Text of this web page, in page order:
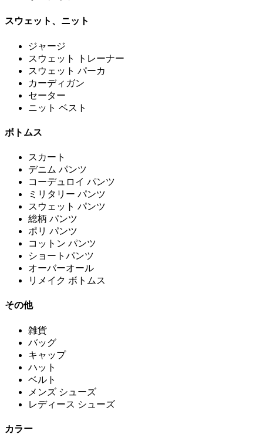
スウェット、ニット
ジャージ
スウェット トレーナー
スウェット パーカ
カーディガン
セーター
ニット ベスト
ボトムス
スカート
デニム パンツ
コーデュロイ パンツ
ミリタリー パンツ
スウェット パンツ
総柄 パンツ
ポリ パンツ
コットン パンツ
ショートパンツ
オーバーオール
リメイク ボトムス
その他
雑貨
バッグ
キャップ
ハット
ベルト
メンズ シューズ
レディース シューズ
カラー